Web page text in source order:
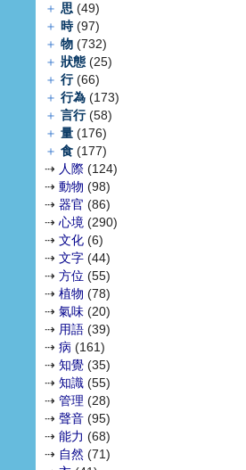
＋ 思 (49)
＋ 時(97)
＋ 物 (732)
＋ 狀態 (25)
＋ 行(66)
＋ 行為 (173)
＋ 言行(58)
＋ 量 (176)
＋ 食 (177)
⇢ 人際 (124)
⇢ 動物 (98)
⇢ 器官 (86)
⇢ 心境 (290)
⇢ 文化 (6)
⇢ 文字 (44)
⇢ 方位 (55)
⇢ 植物 (78)
⇢ 氣味 (20)
⇢ 用語 (39)
⇢ 病 (161)
⇢ 知覺 (35)
⇢ 知識 (55)
⇢ 管理 (28)
⇢ 聲音 (95)
⇢ 能力 (68)
⇢ 自然 (71)